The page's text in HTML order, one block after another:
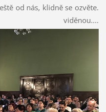
od nás, klidně se ozvěte.